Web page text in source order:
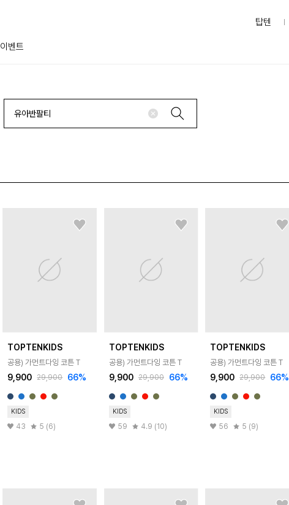
이벤트
탑텐
TOPTENKIDS
공용) 가먼트다잉 코튼 T
9,900 29,900 66%
KIDS
43 5 (6)
TOPTENKIDS
공용) 가먼트다잉 코튼 T
9,900 29,900 66%
KIDS
59 4.9 (10)
TOPTENKIDS
공용) 가먼트다잉 코튼 T
9,900 29,900 66%
KIDS
56 5 (9)